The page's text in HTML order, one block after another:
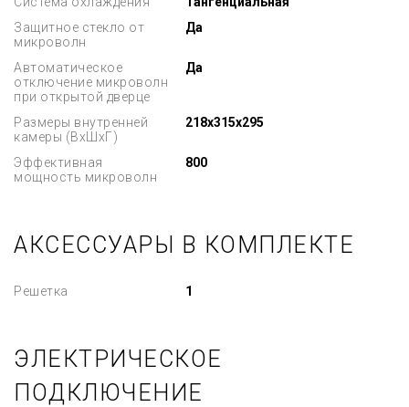
Защитное стекло от
микроволн
Да
Автоматическое
отключение микроволн
при открытой дверце
Да
Размеры внутренней
камеры (ВхШхГ)
218x315x295
Эффективная
мощность микроволн
800
АКСЕССУАРЫ В КОМПЛЕКТЕ
Решетка 1
ЭЛЕКТРИЧЕСКОЕ
ПОДКЛЮЧЕНИЕ